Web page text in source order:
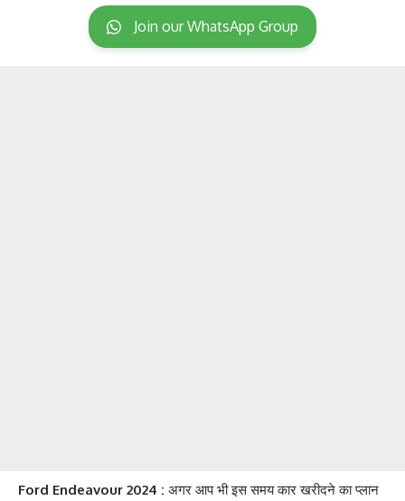
Join our WhatsApp Group
Ford Endeavour 2024 : अगर आप भी इस समय कार खरीदने का प्लान